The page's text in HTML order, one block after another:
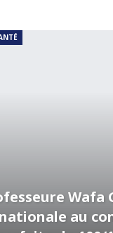
au